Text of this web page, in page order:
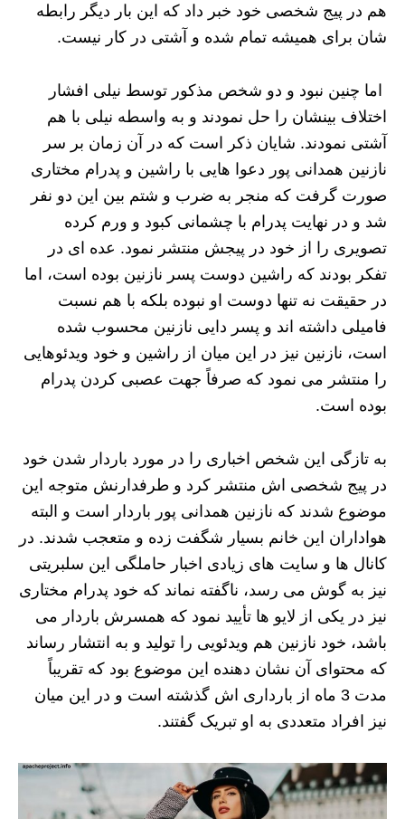
هم در پیج شخصی خود خبر داد که این بار دیگر رابطه
شان برای همیشه تمام شده و آشتی در کار نیست.
اما چنین نبود و دو شخص مذکور توسط نیلی افشار
اختلاف بینشان را حل نمودند و به واسطه نیلی با هم
آشتی نمودند. شایان ذکر است که در آن زمان بر سر
نازنین همدانی پور دعوا هایی با راشین و پدرام مختاری
صورت گرفت که منجر به ضرب و شتم بین این دو نفر
شد و در نهایت پدرام با چشمانی کبود و ورم کرده
تصویری را از خود در پیجش منتشر نمود. عده ای در
تفکر بودند که راشین دوست پسر نازنین بوده است، اما
در حقیقت نه تنها دوست او نبوده بلکه با هم نسبت
فامیلی داشته اند و پسر دایی نازنین محسوب شده
است، نازنین نیز در این میان از راشین و خود ویدئوهایی
را منتشر می نمود که صرفاً جهت عصبی کردن پدرام
بوده است.
به تازگی این شخص اخباری را در مورد باردار شدن خود
در پیج شخصی اش منتشر کرد و طرفدارنش متوجه این
موضوع شدند که نازنین همدانی پور باردار است و البته
هواداران این خانم بسیار شگفت زده و متعجب شدند. در
کانال ها و سایت های زیادی اخبار حاملگی این سلبریتی
نیز به گوش می رسد، ناگفته نماند که خود پدرام مختاری
نیز در یکی از لایو ها تأیید نمود که همسرش باردار می
باشد، خود نازنین هم ویدئویی را تولید و به انتشار رساند
که محتوای آن نشان دهنده این موضوع بود که تقریباً
مدت 3 ماه از بارداری اش گذشته است و در این میان
نیز افراد متعددی به او تبریک گفتند.